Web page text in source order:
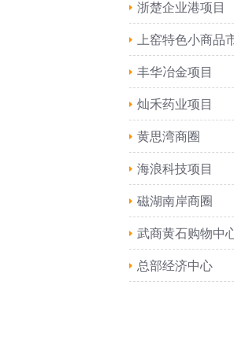
浙楚企业港项目
上窑特色小商品
丰华冶金项目
灿禾药业项目
黄思湾商圈
海浪科技项目
磁湖南岸商圈
武商黄石购物中
总部经济中心